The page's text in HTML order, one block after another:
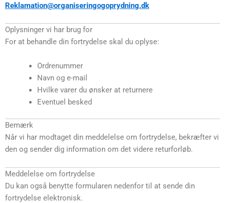
Reklamation@organiseringogoprydning.dk
Oplysninger vi har brug for
For at behandle din fortrydelse skal du oplyse:
Ordrenummer
Navn og e-mail
Hvilke varer du ønsker at returnere
Eventuel besked
Bemærk
Når vi har modtaget din meddelelse om fortrydelse, bekræfter vi
den og sender dig information om det videre returforløb.
Meddelelse om fortrydelse
Du kan også benytte formularen nedenfor til at sende din
fortrydelse elektronisk.